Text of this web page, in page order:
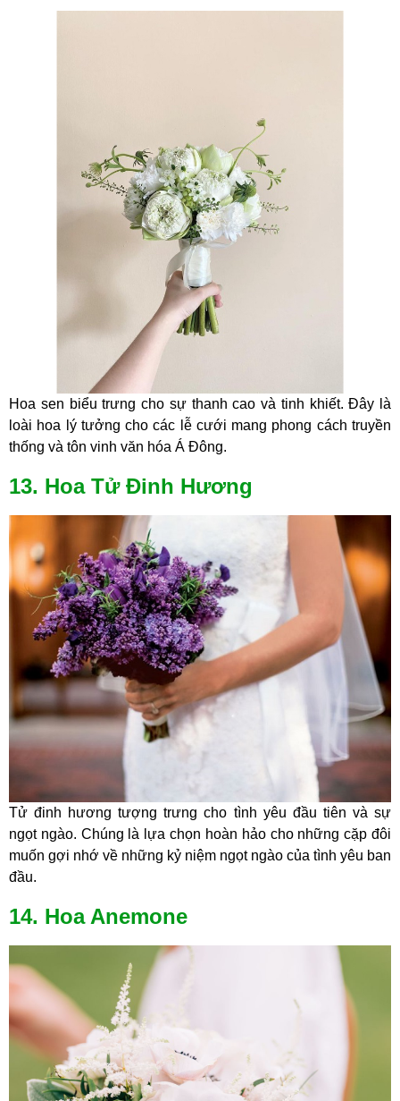
Hoa sen biểu trưng cho sự thanh cao và tinh khiết. Đây là
loài hoa lý tưởng cho các lễ cưới mang phong cách truyền
thống và tôn vinh văn hóa Á Đông.
13. Hoa Tử Đinh Hương
Tử đinh hương tượng trưng cho tình yêu đầu tiên và sự
ngọt ngào. Chúng là lựa chọn hoàn hảo cho những cặp đôi
muốn gợi nhớ về những kỷ niệm ngọt ngào của tình yêu ban
đầu.
14. Hoa Anemone